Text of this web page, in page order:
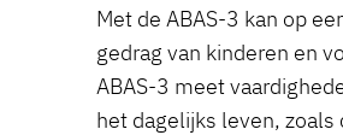
Met de ABAS-3 kan op
gedrag van kinderen en
ABAS-3 meet
het dagelijks leven,